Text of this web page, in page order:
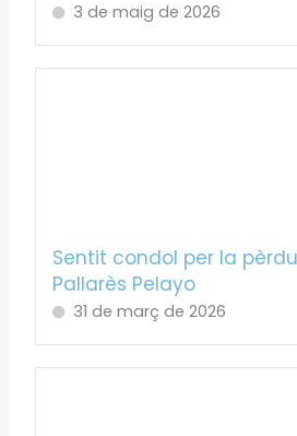
3 de maig de 2026
Sentit condol per la
Pallarès Pelayo
31 de març de 2026